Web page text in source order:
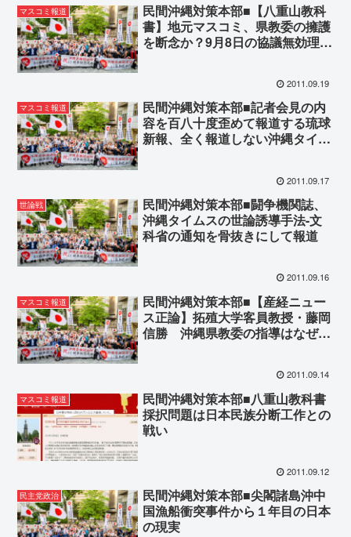
マスコミ報道
民間沖縄対策本部■【八重山教科
書】地元マスコミ、県教委の擁護
を断念か？9月8日の協議無効理由
2011.09.19
マスコミ報道
民間沖縄対策本部■記者会見の内
容を百八十度歪めて報道する琉球
新報、全く報道しない沖縄タイム
2011.09.17
世論戦
民間沖縄対策本部■闘争機関誌、
沖縄タイムスの世論誘導手法-文
科省の通知を骨抜きにして報道
2011.09.16
マスコミ報道
民間沖縄対策本部■【産経ニュー
ス正論】拓殖大学客員教授・藤岡
信勝 沖縄県教委の指導はなぜ違
2011.09.14
マスコミ報道
民間沖縄対策本部■八重山教科書
採択問題は日本民族分断工作との
戦い
2011.09.12
民主党政治
民間沖縄対策本部■尖閣諸島沖中
国漁船衝突事件から１年目の日本
の現実